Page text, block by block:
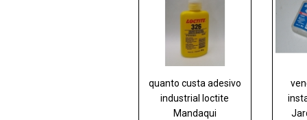
quanto custa adesivo
industrial loctite
Mandaqui